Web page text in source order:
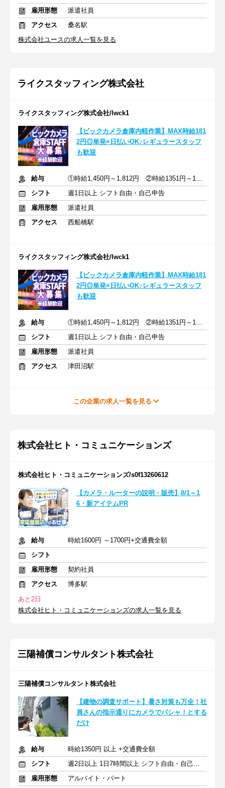
雇用形態
派遣社員
アクセス
桑名駅
株式会社ユースの求人一覧を見る
ライクスタッフィング株式会社
ライクスタッフィング株式会社/lwck1
【ビックカメラ倉庫内軽作業】MAX時給181
2円◎単発×日払いOK♪レギュラースタッフ
も歓迎
給与
①時給1,450円～1,812円 ②時給1351円～1450円
シフト
週1日以上 シフト自由・自己申告
雇用形態
派遣社員
アクセス
西船橋駅
ライクスタッフィング株式会社/lwck1
【ビックカメラ倉庫内軽作業】MAX時給181
2円◎単発×日払いOK♪レギュラースタッフ
も歓迎
給与
①時給1,450円～1,812円 ②時給1351円～1450円
シフト
週1日以上 シフト自由・自己申告
雇用形態
派遣社員
アクセス
津田沼駅
この企業の求人一覧を見る
株式会社ヒト・コミュニケーションズ
株式会社ヒト・コミュニケーションズ/s0f13260612
【カメラ・ルーターの説明・販売】8/1～1
6・新アイテムPR
給与
時給1600円 ～1700円+交通費全額
シフト
雇用形態
契約社員
アクセス
博多駅
あと2日
株式会社ヒト・コミュニケーションズの求人一覧を見る
三陽補償コンサルタント株式会社
三陽補償コンサルタント株式会社
【建物の調査サポート】暑さ対策も万全！社
員さんの指示通りにカメラでパシャ！とする
だけ
給与
時給1350円 以上 +交通費全額
シフト
週2日以上 1日7時間以上 シフト自由・自己申告
雇用形態
アルバイト・パート